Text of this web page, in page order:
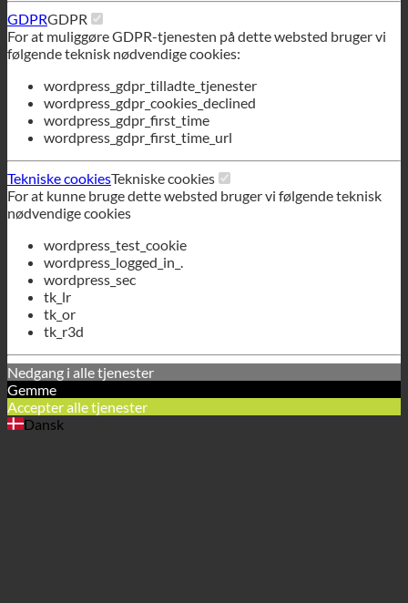
wordpress_gdpr_tilladte_tjenester
wordpress_gdpr_cookies_declined
wordpress_gdpr_first_time
wordpress_gdpr_first_time_url
Tekniske cookies Tekniske cookies
For at kunne bruge dette websted bruger vi følgende teknisk
nødvendige cookies
wordpress_test_cookie
wordpress_logged_in_.
wordpress_sec
tk_lr
tk_or
tk_r3d
Nedgang i alle tjenester
Gemme
Accepter alle tjenester
Dansk